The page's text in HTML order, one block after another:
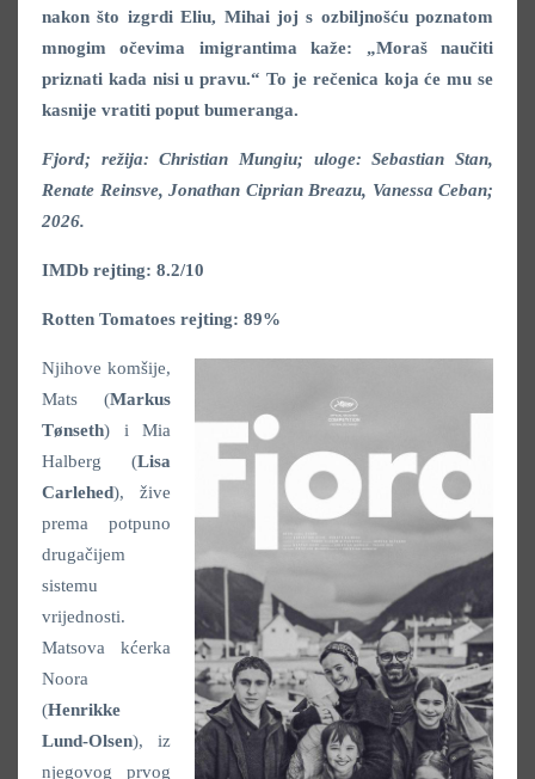
nakon što izgrdi Eliu, Mihai joj s ozbiljnošću poznatom
mnogim očevima imigrantima kaže: „Moraš naučiti
priznati kada nisi u pravu.“ To je rečenica koja će mu se
kasnije vratiti poput bumeranga.
Fjord; režija: Christian Mungiu; uloge: Sebastian Stan,
Renate Reinsve, Jonathan Ciprian Breazu, Vanessa Ceban;
2026.
IMDb rejting: 8.2/10
Rotten Tomatoes rejting: 89%
Njihove komšije,
Mats (Markus
Tønseth) i Mia
Halberg (Lisa
Carlehed), žive
prema potpuno
drugačijem
sistemu
vrijednosti.
Matsova kćerka
Noora
(Henrikke
Lund-Olsen), iz
njegovog prvog